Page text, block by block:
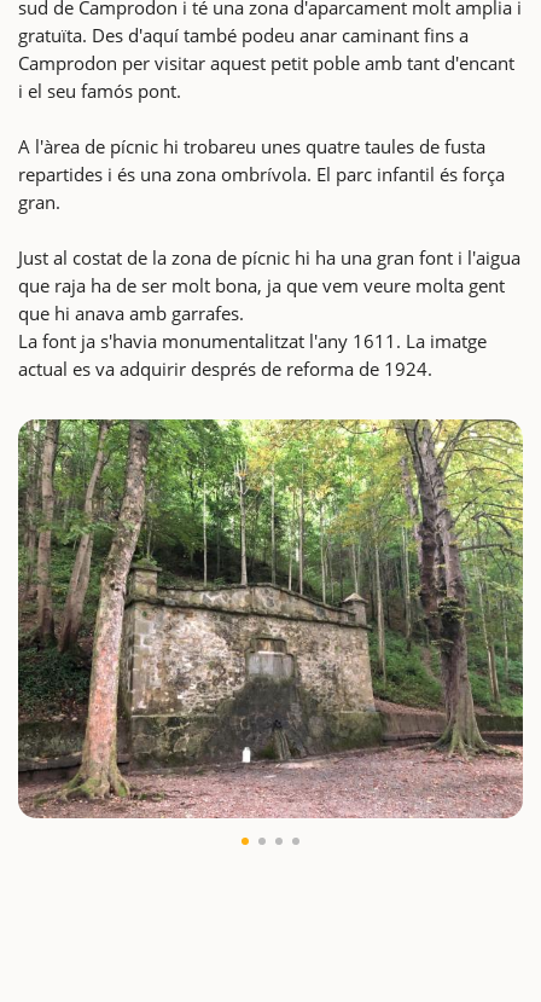
sud de Camprodon i té una zona d'aparcament molt amplia i
gratuïta. Des d'aquí també podeu anar caminant fins a
Camprodon per visitar aquest petit poble amb tant d'encant
i el seu famós pont.
A l'àrea de pícnic hi trobareu unes quatre taules de fusta
repartides i és una zona ombrívola. El parc infantil és força
gran.
Just al costat de la zona de pícnic hi ha una gran font i l'aigua
que raja ha de ser molt bona, ja que vem veure molta gent
que hi anava amb garrafes.
La font ja s'havia monumentalitzat l'any 1611. La imatge
actual es va adquirir després de reforma de 1924.